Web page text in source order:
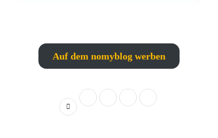
Auf dem nomyblog werben